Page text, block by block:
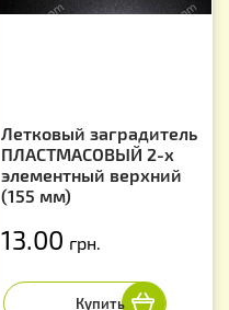
Летковый заградитель
ПЛАСТМАСОВЫЙ 2-х
элементный верхний
(155 мм)
13.00 грн.